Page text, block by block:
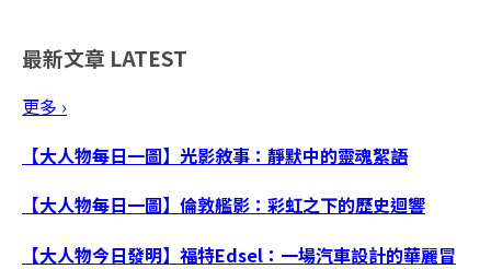
最新文章 LATEST
更多 ›
【大人物每日一圖】光影敘事：靜默中的靈魂絮語
【大人物每日一圖】倫敦艦影：彩虹之下的歷史迴響
【大人物今日發明】福特Edsel：一場汽車設計的華麗冒